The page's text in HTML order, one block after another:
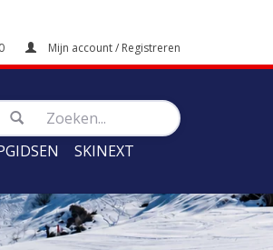
Mijn account / Registreren
SKINEXT